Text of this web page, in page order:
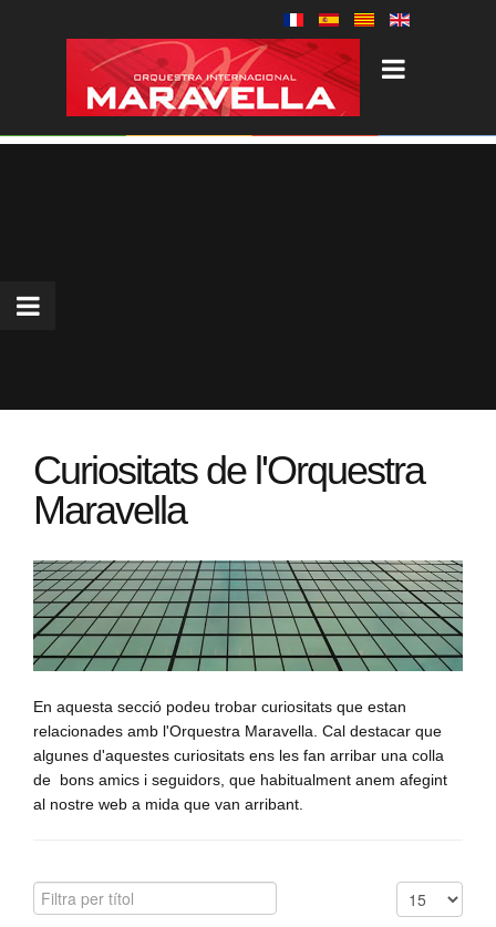
Curiositats de l'Orquestra
Maravella
En aquesta secció podeu trobar curiositats que estan
relacionades amb l'Orquestra Maravella. Cal destacar que
algunes d'aquestes curiositats ens les fan arribar una colla
de bons amics i seguidors, que habitualment anem afegint
al nostre web a mida que van arribant.
Filtra per títol Mostra #